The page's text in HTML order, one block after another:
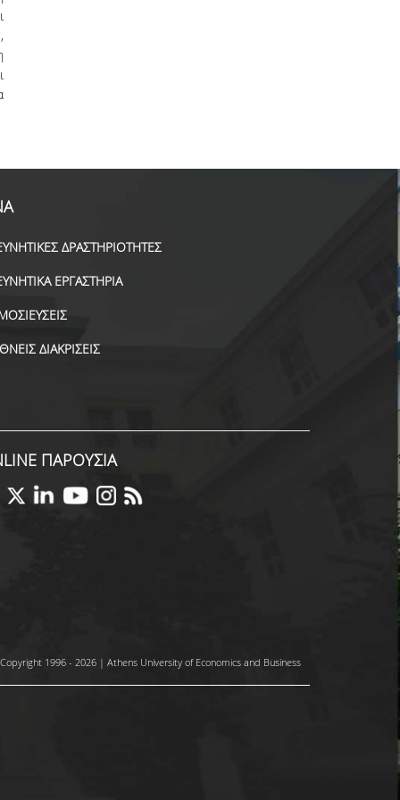
ΔΡΑΣΤΗΡΙΟΤΗΤΕΣ
ΕΡΓΑΣΤΗΡΙΑ
ΔΙΑΚΡΙΣΕΙΣ
ΠΑΡΟΥΣΙΑ
1996 - 2026 | Athens University of Economics and Business